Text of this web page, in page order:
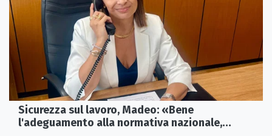
Sicurezza sul lavoro, Madeo: «Bene
l'adeguamento alla normativa nazionale,